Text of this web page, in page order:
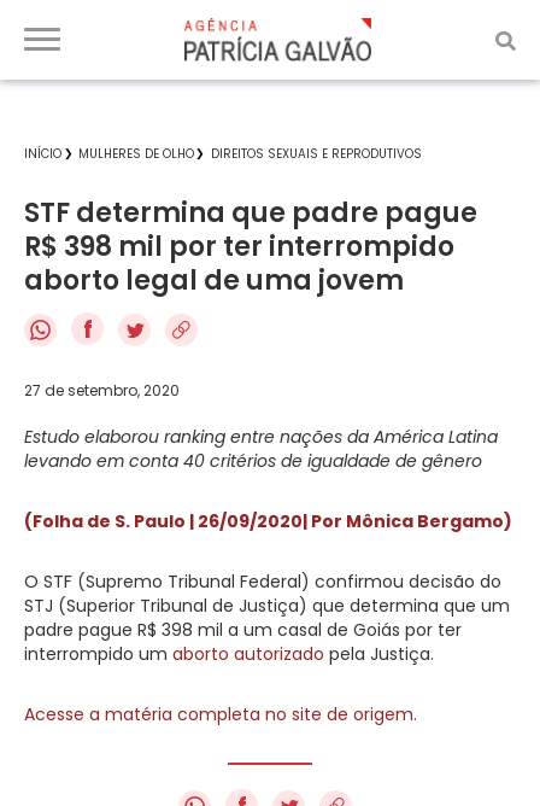
INÍCIO MULHERES DE OLHO DIREITOS SEXUAIS E REPRODUTIVOS
STF determina que padre pague
R$ 398 mil por ter interrompido
aborto legal de uma jovem
f
27 de setembro, 2020
Estudo elaborou ranking entre nações da América Latina
levando em conta 40 critérios de igualdade de gênero
(Folha de S. Paulo | 26/09/2020| Por Mônica Bergamo)
O STF (Supremo Tribunal Federal) confirmou decisão do
STJ (Superior Tribunal de Justiça) que determina que um
padre pague R$ 398 mil a um casal de Goiás por ter
interrompido um aborto autorizado pela Justiça.
Acesse a matéria completa no site de origem.